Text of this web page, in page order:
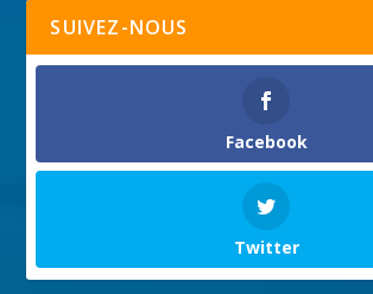
SUIVEZ-NOUS
Facebook
Twitter